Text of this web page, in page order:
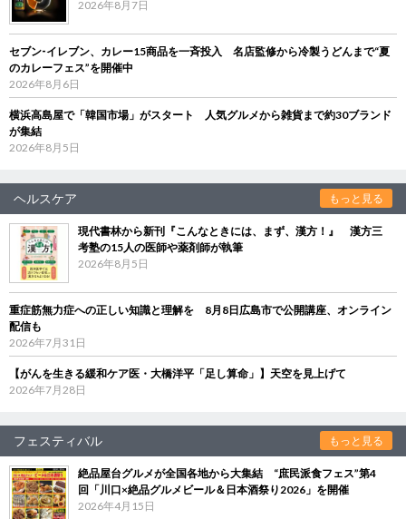
2026年8月7日
セブン‐イレブン、カレー15商品を一斉投入 名店監修から冷製うどんまで“夏
のカレーフェス”を開催中
2026年8月6日
横浜高島屋で「韓国市場」がスタート 人気グルメから雑貨まで約30ブランド
が集結
2026年8月5日
ヘルスケア もっと見る
現代書林から新刊『こんなときには、まず、漢方！』 漢方三
考塾の15人の医師や薬剤師が執筆
2026年8月5日
重症筋無力症への正しい知識と理解を 8月8日広島市で公開講座、オンライン
配信も
2026年7月31日
【がんを生きる緩和ケア医・大橋洋平「足し算命」】天空を見上げて
2026年7月28日
フェスティバル もっと見る
絶品屋台グルメが全国各地から大集結 “庶民派食フェス”第4
回「川口×絶品グルメビール＆日本酒祭り2026」を開催
2026年4月15日